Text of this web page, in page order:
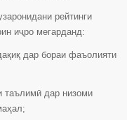
рейтинги
иҷро мегарданд:
дар бораи фаъолияти
таълимӣ дар низоми